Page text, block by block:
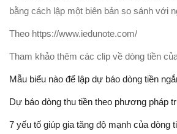
bằng cách lập một biên bản so sánh với
Theo https://www.iedunote.com/
Tham khảo thêm các clip về dòng tiền
Mẫu biểu nào để lập dự báo dòng tiền
Dự báo dòng thu tiền theo phương pháp
7 yếu tố giúp gia tăng độ mạnh của dòng